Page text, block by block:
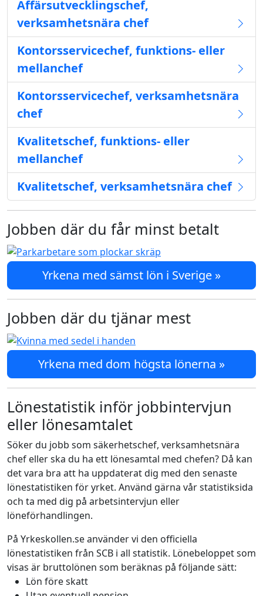
Affärsutvecklingschef,
verksamhetsnära chef
Kontorsservicechef, funktions- eller
mellanchef
Kontorsservicechef, verksamhetsnära
chef
Kvalitetschef, funktions- eller
mellanchef
Kvalitetschef, verksamhetsnära chef
Jobben där du får minst betalt
Yrkena med sämst lön i Sverige »
Jobben där du tjänar mest
Yrkena med dom högsta lönerna »
Lönestatistik inför jobbintervjun
eller lönesamtalet
Söker du jobb som säkerhetschef, verksamhetsnära
chef eller ska du ha ett lönesamtal med chefen? Då kan
det vara bra att ha uppdaterat dig med den senaste
lönestatistiken för yrket. Använd gärna vår statistiksida
och ta med dig på arbetsintervjun eller
löneförhandlingen.
På Yrkeskollen.se använder vi den officiella
lönestatistiken från SCB i all statistik. Lönebeloppet som
visas är bruttolönen som beräknas på följande sätt:
Lön före skatt